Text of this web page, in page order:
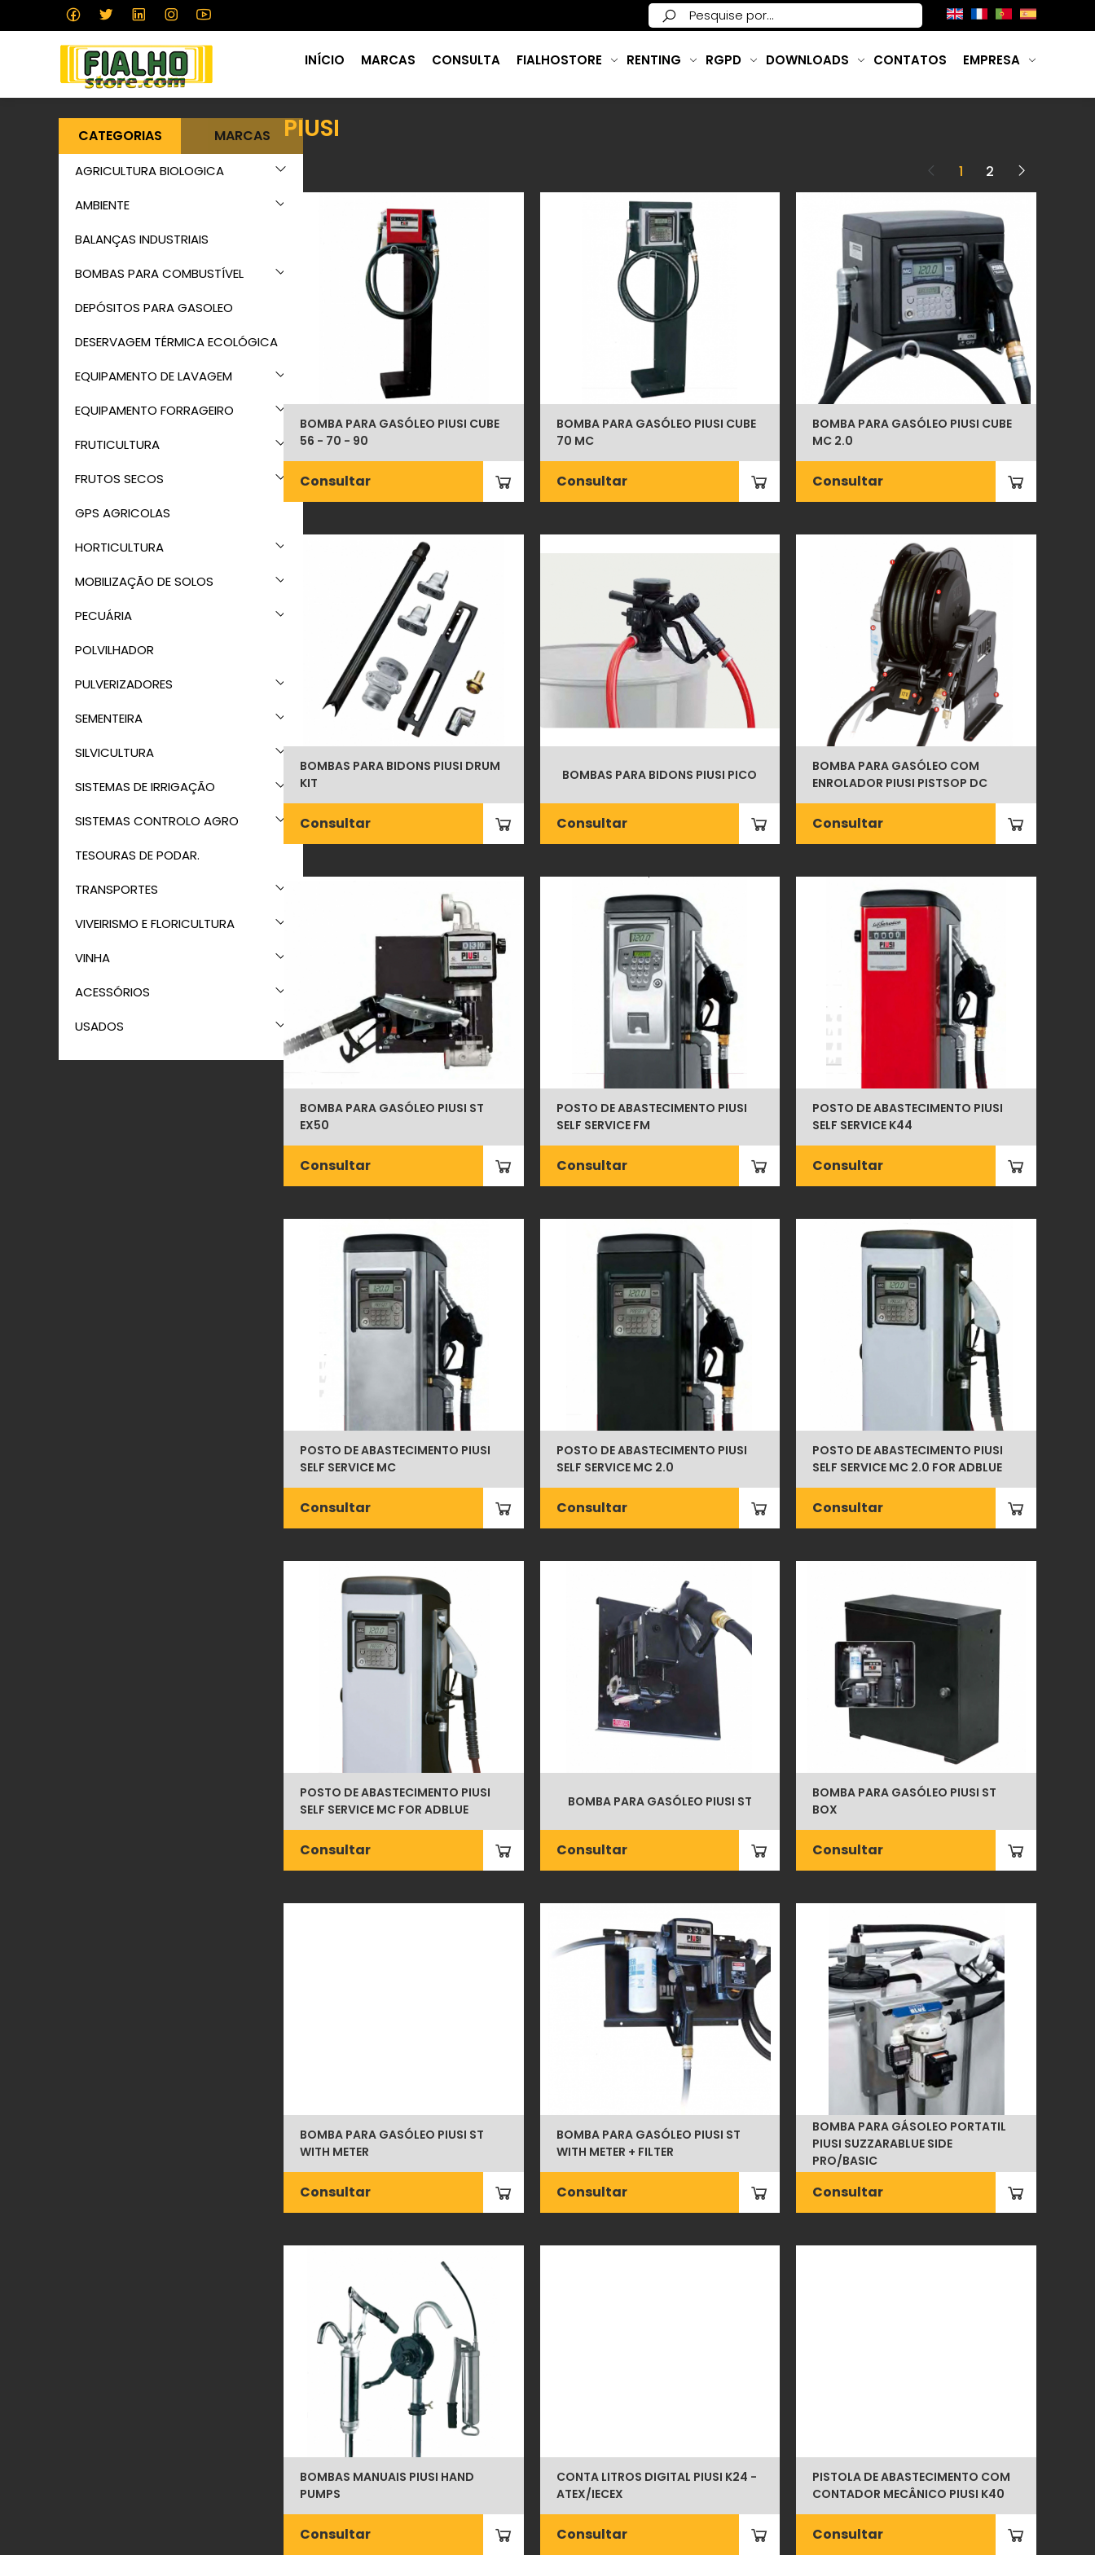
INÍCIO MARCAS CONSULTA FIALHOSTORE RENTING RGPD DOWNLOADS CONTATOS EMPRESA
CATEGORIAS MARCAS
AGRICULTURA BIOLOGICA
AMBIENTE
BALANÇAS INDUSTRIAIS
BOMBAS PARA COMBUSTÍVEL
DEPÓSITOS PARA GASOLEO
DESERVAGEM TÉRMICA ECOLÓGICA
EQUIPAMENTO DE LAVAGEM
EQUIPAMENTO FORRAGEIRO
FRUTICULTURA
FRUTOS SECOS
GPS AGRICOLAS
HORTICULTURA
MOBILIZAÇÃO DE SOLOS
PECUÁRIA
POLVILHADOR
PULVERIZADORES
SEMENTEIRA
SILVICULTURA
SISTEMAS DE IRRIGAÇÃO
SISTEMAS CONTROLO AGRO
TESOURAS DE PODAR.
TRANSPORTES
VIVEIRISMO E FLORICULTURA
VINHA
ACESSÓRIOS
USADOS
PIUSI
1 2
BOMBA PARA GASÓLEO PIUSI CUBE
56 - 70 - 90
Consultar
BOMBA PARA GASÓLEO PIUSI CUBE
70 MC
Consultar
BOMBA PARA GASÓLEO PIUSI CUBE
MC 2.0
Consultar
BOMBAS PARA BIDONS PIUSI DRUM
KIT
Consultar
BOMBAS PARA BIDONS PIUSI PICO
Consultar
BOMBA PARA GASÓLEO COM
ENROLADOR PIUSI PISTSOP DC
Consultar
BOMBA PARA GASÓLEO PIUSI ST
EX50
Consultar
POSTO DE ABASTECIMENTO PIUSI
SELF SERVICE FM
Consultar
POSTO DE ABASTECIMENTO PIUSI
SELF SERVICE K44
Consultar
POSTO DE ABASTECIMENTO PIUSI
SELF SERVICE MC
Consultar
POSTO DE ABASTECIMENTO PIUSI
SELF SERVICE MC 2.0
Consultar
POSTO DE ABASTECIMENTO PIUSI
SELF SERVICE MC 2.0 FOR ADBLUE
Consultar
POSTO DE ABASTECIMENTO PIUSI
SELF SERVICE MC FOR ADBLUE
Consultar
BOMBA PARA GASÓLEO PIUSI ST
Consultar
BOMBA PARA GASÓLEO PIUSI ST
BOX
Consultar
BOMBA PARA GASÓLEO PIUSI ST
WITH METER
Consultar
BOMBA PARA GASÓLEO PIUSI ST
WITH METER + FILTER
Consultar
BOMBA PARA GÁSOLEO PORTATIL
PIUSI SUZZARABLUE SIDE
PRO/BASIC
Consultar
BOMBAS MANUAIS PIUSI HAND
PUMPS
Consultar
CONTA LITROS DIGITAL PIUSI K24 -
ATEX/IECEX
Consultar
PISTOLA DE ABASTECIMENTO COM
CONTADOR MECÂNICO PIUSI K40
Consultar